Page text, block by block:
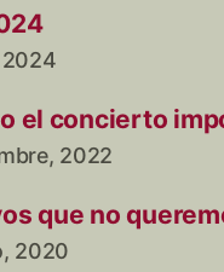
2024
el concierto
2022
que no
2020